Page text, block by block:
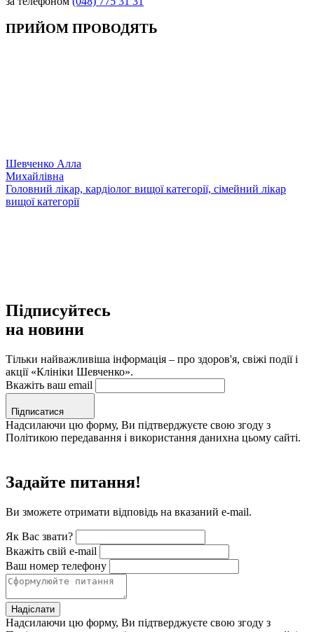
ПРИЙОМ ПРОВОДЯТЬ
Шевченко Алла
Михайлівна
Головний лікар, кардіолог вищої категорії, сімейний лікар
вищої категорії
Підписуйтесь
на новини
Тільки найважливіша інформація – про здоров'я, свіжі події і
акції «Клініки Шевченко».
Вкажіть ваш email
Підписатися
Надсилаючи цю форму, Ви підтверджуєте свою згоду з
Політикою передавання і використання данихна цьому сайті.
Задайте питання!
Ви зможете отримати відповідь на вказаний e-mail.
Як Вас звати?
Вкажіть свій e-mail
Ваш номер телефону
Надіслати
Надсилаючи цю форму, Ви підтверджуєте свою згоду з